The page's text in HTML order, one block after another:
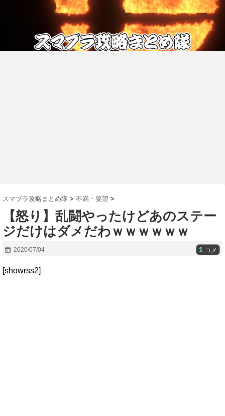
スマブラ攻略まとめ隊 > 不満・要望 >
【怒り】乱闘やったけどあのステー
ジだけはダメだわｗｗｗｗｗｗ
2020/07/04 1 コメ
[showrss2]